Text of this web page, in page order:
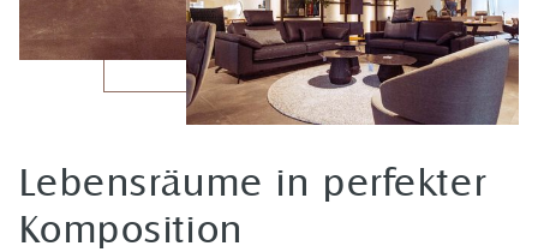
Lebensräume in perfekter
Komposition